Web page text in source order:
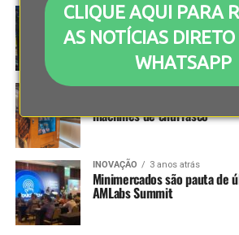
CLIQUE AQUI PARA
AS NOTÍCIAS
WHATSAPP
INOVAÇÃO 3 anos atrás
Setor de honest market
bilionários
FRANCHISING 3 anos atrás
machines de churrasco
INOVAÇÃO 3 anos atrás
Minimercados são pauta de
AMLabs Summit